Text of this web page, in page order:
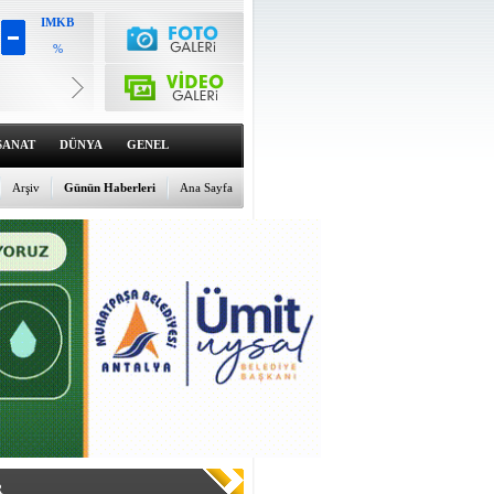
IMKB
%
6557.27
%1.19
Dolar
47.6973
%0.12
Euro
54.9773
%-0.09
DÜNYA GENEL
Ana Sayfa
Günün Haberleri
Arşiv